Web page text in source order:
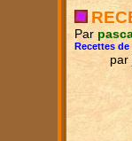
Par
Recettes
par